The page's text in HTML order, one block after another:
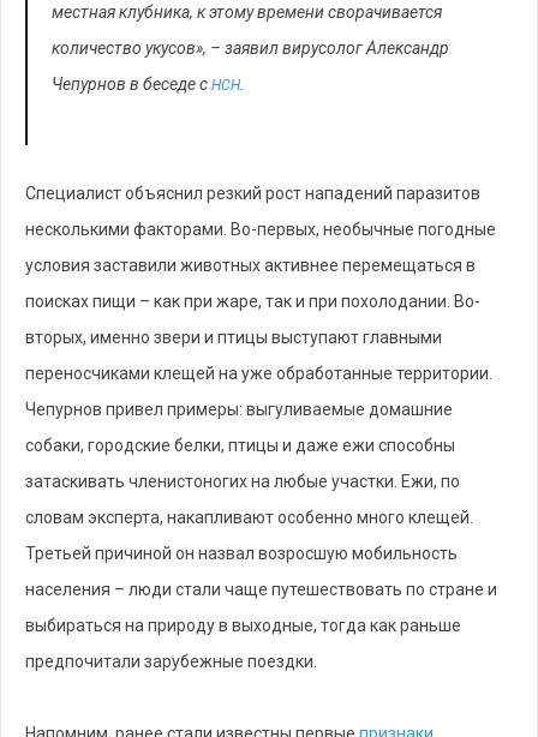
местная клубника, к этому времени сворачивается
количество укусов», – заявил вирусолог Александр
Чепурнов в беседе с НСН.
Специалист объяснил резкий рост нападений паразитов
несколькими факторами. Во-первых, необычные погодные
условия заставили животных активнее перемещаться в
поисках пищи – как при жаре, так и при похолодании. Во-
вторых, именно звери и птицы выступают главными
переносчиками клещей на уже обработанные территории.
Чепурнов привел примеры: выгуливаемые домашние
собаки, городские белки, птицы и даже ежи способны
затаскивать членистоногих на любые участки. Ежи, по
словам эксперта, накапливают особенно много клещей.
Третьей причиной он назвал возросшую мобильность
населения – люди стали чаще путешествовать по стране и
выбираться на природу в выходные, тогда как раньше
предпочитали зарубежные поездки.
Напомним, ранее стали известны первые признаки